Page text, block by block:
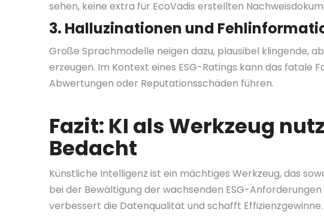
sehen, keine extra für EcoVadis erstellten
3. Halluzinationen und
Große Sprachmodelle neigen dazu, plausibel klingende,
erzeugen. Im Kontext eines ESG-Ratings kann das fatale
Abwertungen oder Reputationsschäden führen.
Fazit: KI als Werkzeug
Bedacht
Künstliche Intelligenz ist ein mächtiges Werkzeug, das
bei der Bewältigung der wachsenden ESG-
verbessert die Datenqualität und schafft Effizienzgewinne.